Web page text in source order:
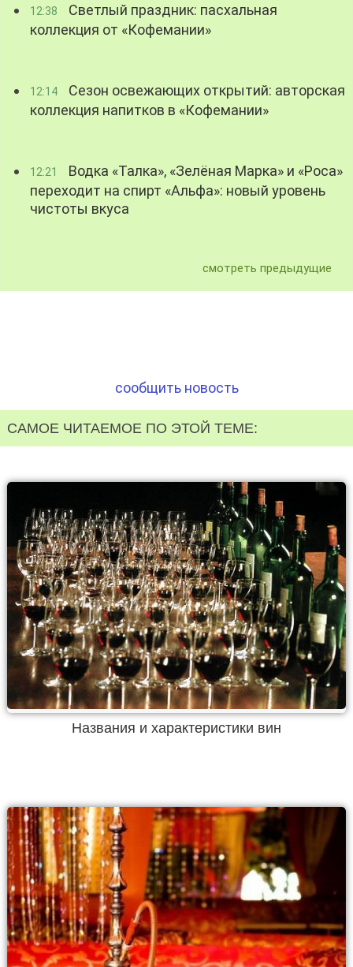
12:38
Светлый праздник: пасхальная
коллекция от «Кофемании»
12:14
Сезон освежающих открытий: авторская
коллекция напитков в «Кофемании»
12:21
Водка «Талка», «Зелёная Марка» и «Роса»
переходит на спирт «Альфа»: новый уровень
чистоты вкуса
смотреть предыдущие
сообщить новость
САМОЕ ЧИТАЕМОЕ ПО ЭТОЙ ТЕМЕ:
Названия и характеристики вин